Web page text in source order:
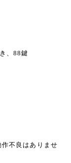
、88鍵
不良はありませ